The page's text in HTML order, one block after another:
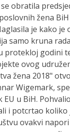
obratila
žena BiH
je kako je
samo kruna rada
protekloj godini
ovog
žena 2018"
Wigemark,
EU u BiH.
i potcrtao koliko
ovakvi